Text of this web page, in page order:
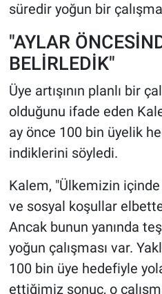
süredir yoğun bir
"AYLAR
BELİRLEDİK"
Üye artışının planlı bir
olduğunu ifade eden
ay önce 100 bin üyelik
indiklerini söyledi.
Kalem, "Ülkemizin
ve sosyal koşullar
Ancak bunun yanında
yoğun çalışması var.
100 bin üye hedefiyle
ettiğimiz sonuç, o